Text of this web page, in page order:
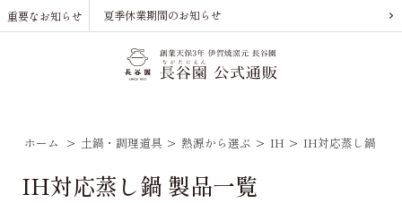
重要なお知らせ 夏季休業期間のお知らせ
ホーム > 土鍋・調理道具 > 熱源から選ぶ > IH > IH対応蒸し鍋
IH対応蒸し鍋 製品一覧